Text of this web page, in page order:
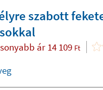
szabott
ár 14 109 Ft